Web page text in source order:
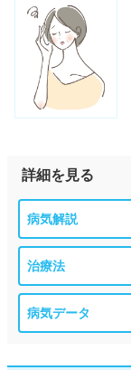
詳細を見る
病気解説
治療法
病気データ